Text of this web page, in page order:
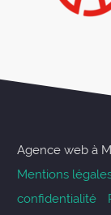
Agence web à
Mentions
confidentialité